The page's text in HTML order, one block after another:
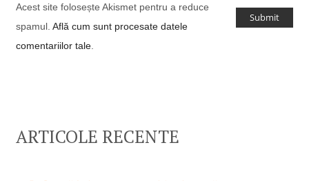
Acest site folosește Akismet pentru a reduce
spamul. Află cum sunt procesate datele
comentariilor tale.
ARTICOLE RECENTE